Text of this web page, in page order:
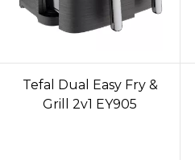
Tefal Dual Easy Fry &
Grill 2v1 EY905